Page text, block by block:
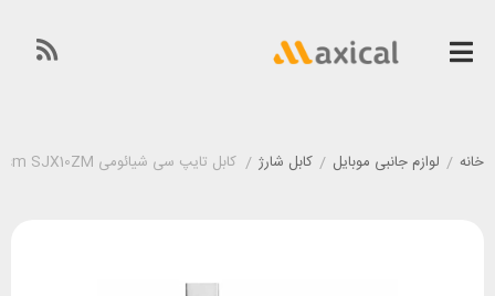
خانه / لوازم جانبی موبایل / کابل شارژ / کابل تایپ سی شیائومی Xiaomi Mi Braided USB Type-C Cable 100cm SJX10ZM طول 1 متر